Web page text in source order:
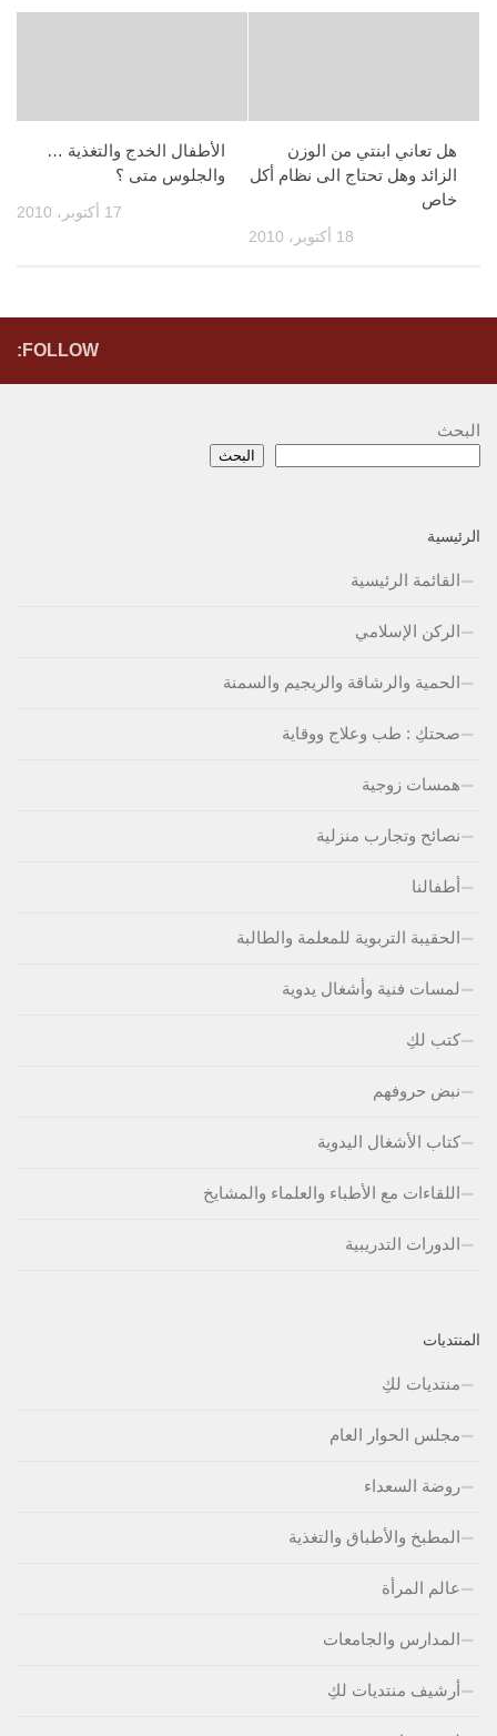
الأطفال الخدج والتغذية …
والجلوس متى ؟
17 أكتوبر، 2010
هل تعاني ابنتي من الوزن
الزائد وهل تحتاج الى نظام أكل
خاص
18 أكتوبر، 2010
FOLLOW:
البحث
البحث
الرئيسية
القائمة الرئيسية
الركن الإسلامي
الحمية والرشاقة والريجيم والسمنة
صحتكِ : طب وعلاج ووقاية
همسات زوجية
نصائح وتجارب منزلية
أطفالنا
الحقيبة التربوية للمعلمة والطالبة
لمسات فنية وأشغال يدوية
كتب لكِ
نبض حروفهم
كتاب الأشغال اليدوية
اللقاءات مع الأطباء والعلماء والمشايخ
الدورات التدريبية
المنتديات
منتديات لكِ
مجلس الحوار العام
روضة السعداء
المطبخ والأطباق والتغذية
عالم المرأة
المدارس والجامعات
أرشيف منتديات لكِ